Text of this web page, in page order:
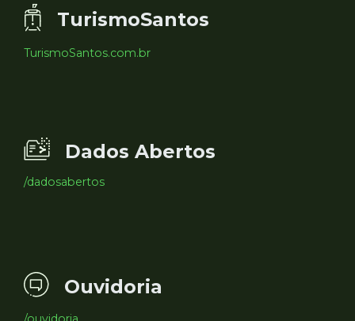
TurismoSantos
TurismoSantos.com.br
Dados Abertos
/dadosabertos
Ouvidoria